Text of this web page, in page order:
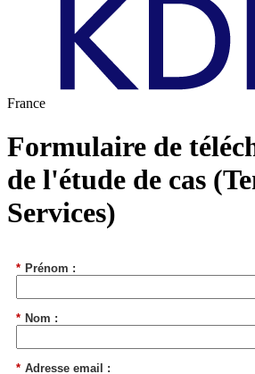
France
Formulaire de
de l'étude de cas
Services)
* Prénom :
* Nom :
* Adresse email :